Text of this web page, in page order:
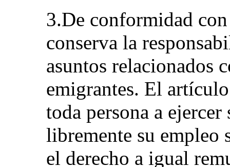
3.De conformidad
conserva la
asuntos relacionados
emigrantes. El
toda persona a
libremente su
el derecho a igual